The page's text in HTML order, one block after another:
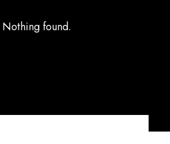
Nothing found.